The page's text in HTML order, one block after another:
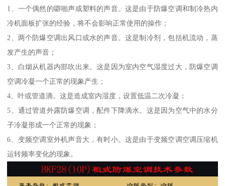
1、一个偶然的噼啪声或塑料的声音。这是由于防爆空调和制冷热内
冷机面板扩张的经验，将不会影响正常使用的操作；
2、两个防爆空调出风口或水的声音。这是制冷剂，包括机流动，蒸
发产生的声音；
3、白烟从机器内部吹出来。这是因为室内空气湿度过大，防爆空调
空调冷凝一个正常的现象产生；
4、叶或管道滴。这是造成室内湿度，设置低温二次冷凝；
5、通过管道外露防爆空调，配件下降滴水。这是因为空气中的水分
子冷凝形成一个正常的现象；
6、变频空调室外机声音大，有时小。这是由于变频空调空调压缩机
运转频率变化的现象。